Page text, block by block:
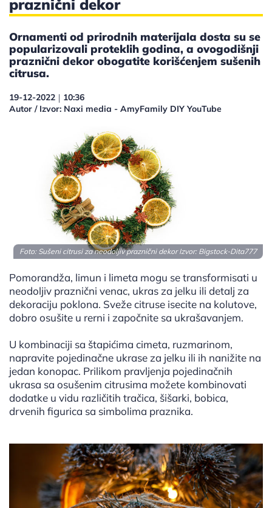
praznični dekor
Ornamenti od prirodnih materijala dosta su se
popularizovali proteklih godina, a ovogodišnji
praznični dekor obogatite korišćenjem sušenih
citrusa.
19-12-2022 | 10:36
Autor / Izvor: Naxi media - AmyFamily DIY YouTube
Foto: Sušeni citrusi za neodoljiv praznični dekor Izvor: Bigstock-Dita777
Pomorandža, limun i limeta mogu se transformisati u
neodoljiv praznični venac, ukras za jelku ili detalj za
dekoraciju poklona. Sveže citruse isecite na kolutove,
dobro osušite u rerni i započnite sa ukrašavanjem.
U kombinaciji sa štapićima cimeta, ruzmarinom,
napravite pojedinačne ukrase za jelku ili ih nanižite na
jedan konopac. Prilikom pravljenja pojedinačnih
ukrasa sa osušenim citrusima možete kombinovati
dodatke u vidu različitih tračica, šišarki, bobica,
drvenih figurica sa simbolima praznika.